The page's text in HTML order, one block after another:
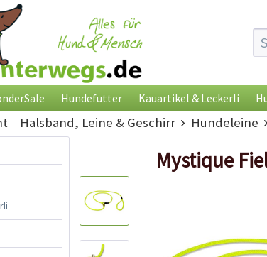
Hundefutter Kauartikel & Leckerli
Halsband, Leine & Geschirr Hundeleine
Mystique